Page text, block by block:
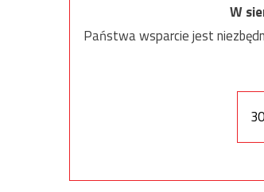
W
Państwa wsparcie jest